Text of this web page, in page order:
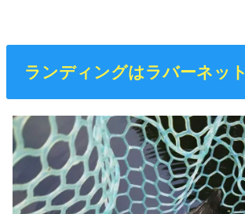
ランディングはラバーネット